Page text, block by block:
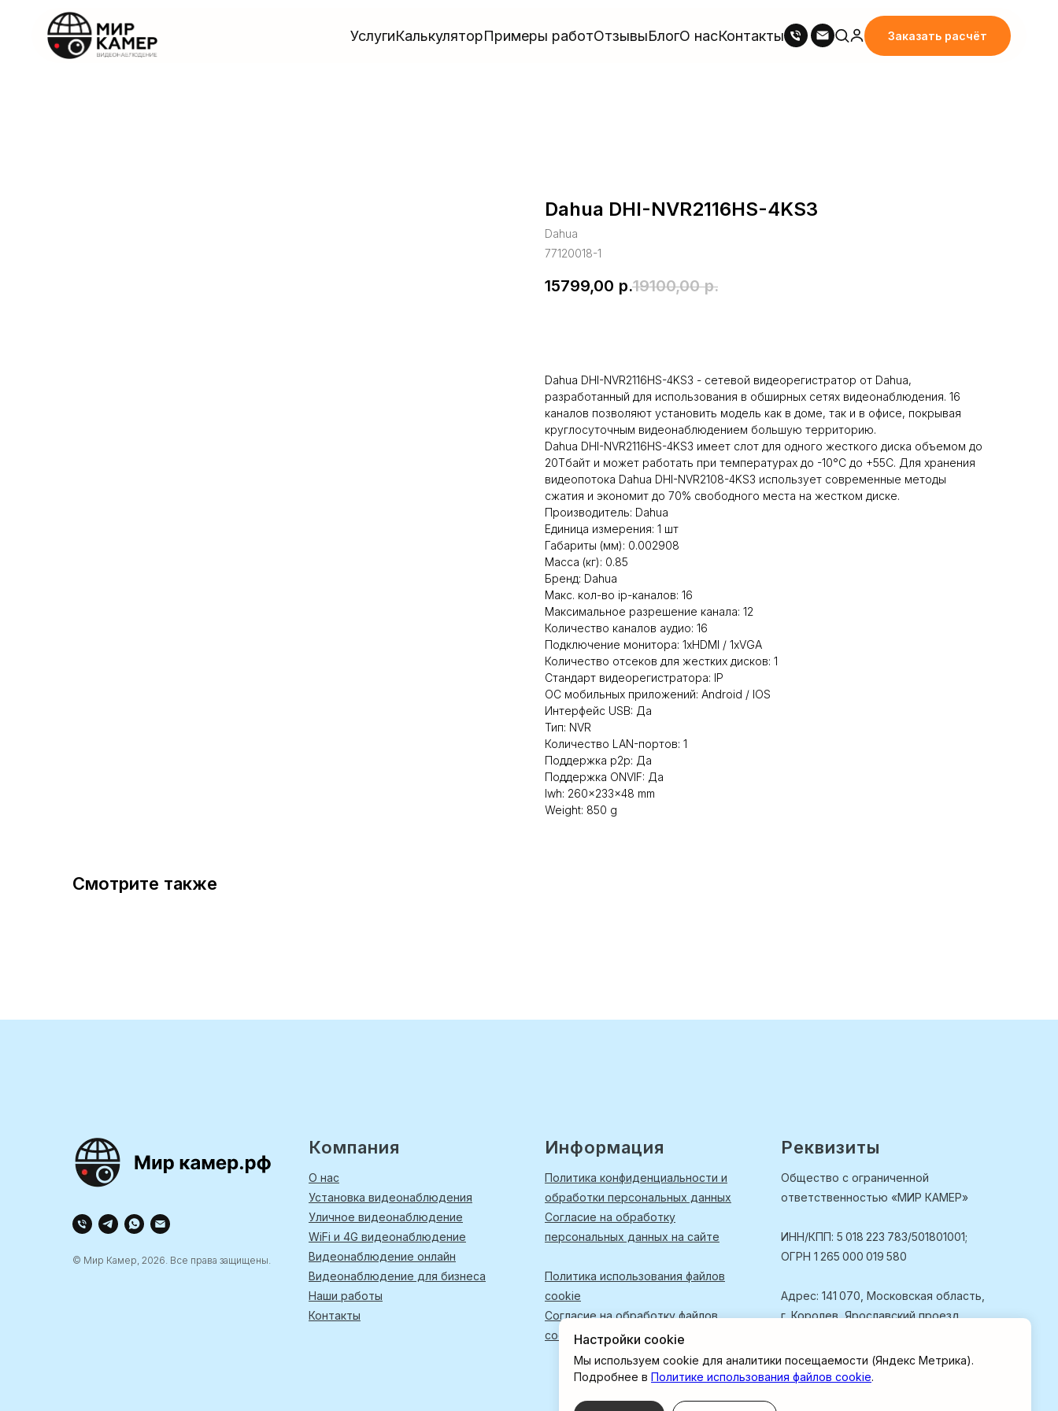
УслугиКалькуляторПримеры работОтзывыБлогО насКонтакты Заказать расчёт
Dahua DHI-NVR2116HS-4KS3
Dahua
77120018-1
15799,00 р.19100,00 р.
Dahua DHI-NVR2116HS-4KS3 - сетевой видеорегистратор от Dahua,
разработанный для использования в обширных сетях видеонаблюдения. 16
каналов позволяют установить модель как в доме, так и в офисе, покрывая
круглосуточным видеонаблюдением большую территорию.
Dahua DHI-NVR2116HS-4KS3 имеет слот для одного жесткого диска объемом до
20Тбайт и может работать при температурах до -10°C до +55С. Для хранения
видеопотока Dahua DHI-NVR2108-4KS3 использует современные методы
сжатия и экономит до 70% свободного места на жестком диске.
Производитель: Dahua
Единица измерения: 1 шт
Габариты (мм): 0.002908
Масса (кг): 0.85
Бренд: Dahua
Макс. кол-во ip-каналов: 16
Максимальное разрешение канала: 12
Количество каналов аудио: 16
Подключение монитора: 1xHDMI / 1xVGA
Количество отсеков для жестких дисков: 1
Стандарт видеорегистратора: IP
ОС мобильных приложений: Android / IOS
Интерфейс USB: Да
Тип: NVR
Количество LAN-портов: 1
Поддержка p2p: Да
Поддержка ONVIF: Да
lwh: 260x233x48 mm
Weight: 850 g
Смотрите также
© Мир Камер, 2026. Все права защищены.
Компания
О нас
Установка видеонаблюдения
Уличное видеонаблюдение
WiFi и 4G видеонаблюдение
Видеонаблюдение онлайн
Видеонаблюдение для бизнеса
Наши работы
Контакты
Информация
Политика конфиденциальности и
обработки персональных данных
Согласие на обработку
персональных данных на сайте
Политика использования файлов
cookie
Согласие на обработку файлов
cookies
Реквизиты
Общество с ограниченной
ответственностью «МИР КАМЕР»
ИНН/КПП: 5 018 223 783/501801001;
ОГРН 1 265 000 019 580
Адрес: 141 070, Московская область,
г. Королев, Ярославский проезд,
Настройки cookie
Мы используем cookie для аналитики посещаемости (Яндекс Метрика).
Подробнее в Политике использования файлов cookie.